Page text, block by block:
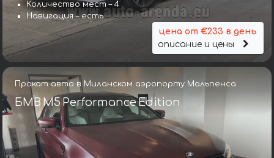
Количество мест – 4
Навигация – есть
цена от €233 в день
описание и цены
Прокат авто в Миланском аэропорту Мальпенса
БМВ M5 Performance Edition